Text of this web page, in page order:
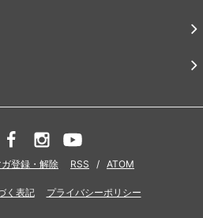
ガ登録・解除 RSS / ATOM
く表記 プライバシーポリシー